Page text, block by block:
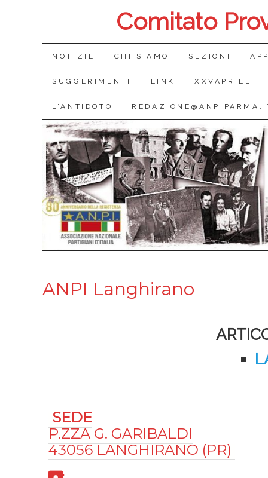
Comitato
SALTA
IL
CONTENUTO
NOTIZIE CHI SIAMO SEZIONI
SUGGERIMENTI LINK XXVAPRILE
L’ANTIDOTO
ANPI Langhirano
SEDE
P.ZZA G. GARIBALDI
43056 LANGHIRANO (PR)